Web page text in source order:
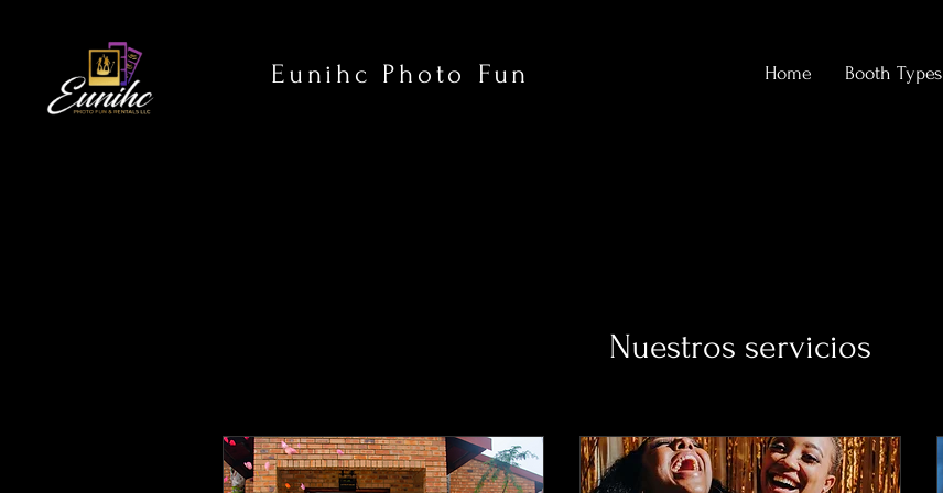
Eunihc Photo Fun Home Booth Types
Nuestros servicios